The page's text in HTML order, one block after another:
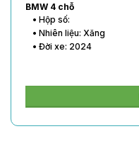
BMW 4 chỗ
• Hộp số:
• Nhiên liệu: Xăng
• Đời xe: 2024